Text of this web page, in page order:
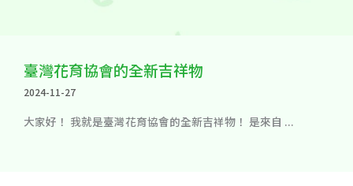
臺灣花育協會的全新吉祥物
2024-11-27
大家好！ 我就是臺灣花育協會的全新吉祥物！ 是來自 ...